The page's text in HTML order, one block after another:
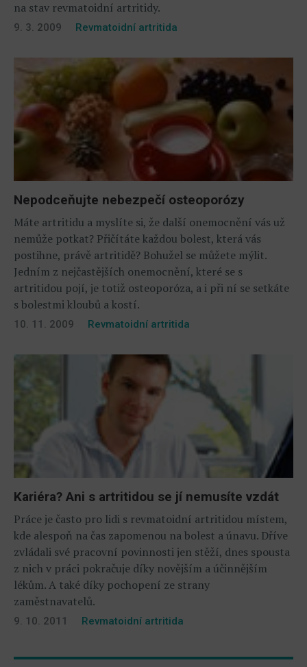
na stav revmatoidní artritidy.
9. 3. 2009 Revmatoidní artritida
Nepodceňujte nebezpečí osteoporózy
Máte artritidu a myslíte si, že další onemocnění vás už
nemůže potkat? Přičítáte každou bolest, která vás
postihne, právě artritidě? Bohužel se můžete mýlit.
Jedním z nejčastějších onemocnění, které se s
artritidou pojí, je totiž osteoporóza, a i při ní se setkáte
s bolestmi kloubů a kostí.
10. 11. 2009 Revmatoidní artritida
Kariéra? Ani s artritidou se jí nemusíte vzdát
Práce je často pro lidi s revmatoidní artritidou místem,
kde alespoň na čas zapomenou na bolest a únavu. Dříve
zvládali své pracovní povinnosti jen stěží, dnes spousta
z nich v práci pokračuje díky novějším a účinnějším
lékům. A také díky pochopení ze strany
zaměstnavatelů.
9. 10. 2011 Revmatoidní artritida